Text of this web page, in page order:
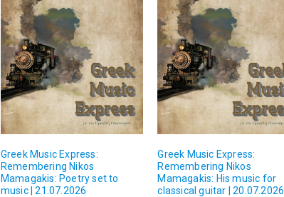
Greek Music Express:
Remembering Nikos
Mamagakis: Poetry set to
music | 21.07.2026
Greek Music Express:
Remembering Nikos
Mamagakis: His music for
classical guitar | 20.07.2026